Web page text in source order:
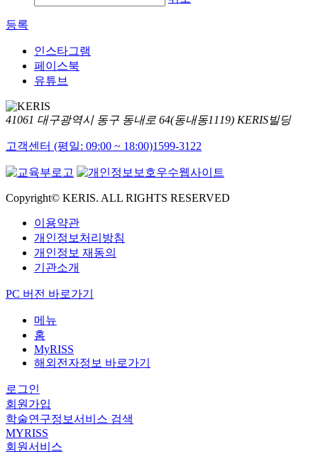
등록
인스타그램
페이스북
유튜브
41061 대구광역시 동구 동내로 64(동내동1119) KERIS빌딩
고객센터 (평일: 09:00 ~ 18:00)1599-3122
Copyright© KERIS. ALL RIGHTS RESERVED
이용약관
개인정보처리방침
개인정보 재동의
기관소개
PC 버전 바로가기
메뉴
홈
MyRISS
해외전자정보 바로가기
로그인
회원가입
학술연구정보서비스 검색
MYRISS
회원서비스